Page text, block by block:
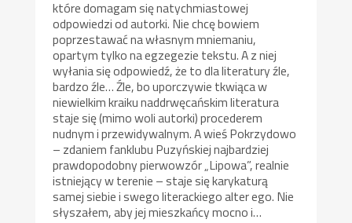
które domagam się natychmiastowej
odpowiedzi od autorki. Nie chcę bowiem
poprzestawać na własnym mniemaniu,
opartym tylko na egzegezie tekstu. A z niej
wyłania się odpowiedź, że to dla literatury źle,
bardzo źle… Źle, bo uporczywie tkwiąca w
niewielkim kraiku naddrwęcańskim literatura
staje się (mimo woli autorki) procederem
nudnym i przewidywalnym. A wieś Pokrzydowo
– zdaniem fanklubu Puzyńskiej najbardziej
prawdopodobny pierwowzór „Lipowa”, realnie
istniejący w terenie – staje się karykaturą
samej siebie i swego literackiego alter ego. Nie
słyszałem, aby jej mieszkańcy mocno i…